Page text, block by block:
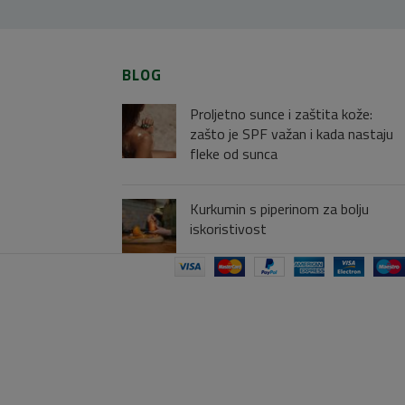
BLOG
Proljetno sunce i zaštita kože:
zašto je SPF važan i kada nastaju
fleke od sunca
Kurkumin s piperinom za bolju
iskoristivost